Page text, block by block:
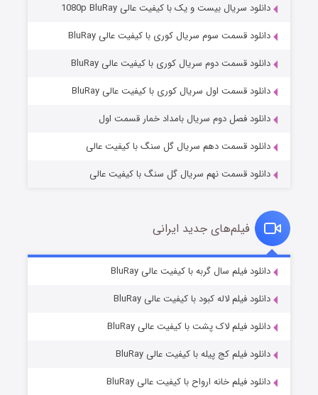
مردگان متحرک: شهر مرده ۳
قسمت۲ (زیرنویس) منتشر شد
قسمت۷ (زیرنویس) منتشر شد
دانلود سریال بیست و یک با کیفیت عالی 1080p BluRay
دانلود قسمت سوم سریال کوری با کیفیت عالی BluRay
دانلود قسمت دوم سریال کوری با کیفیت عالی BluRay
دانلود قسمت اول سریال کوری با کیفیت عالی BluRay
دانلود فصل دوم سریال بامداد خمار قسمت اول
دانلود قسمت دهم سریال گل سنگ با کیفیت عالی
دانلود قسمت نهم سریال گل سنگ با کیفیت عالی
فیلم‌های جدید ایرانی
دانلود فیلم سال گربه با کیفیت عالی BluRay
دانلود فیلم لاله کبود با کیفیت عالی BluRay
دانلود فیلم لاک پشت با کیفیت عالی BluRay
دانلود فیلم کج‌ پیله با کیفیت عالی BluRay
دانلود فیلم خانه ارواح با کیفیت عالی BluRay